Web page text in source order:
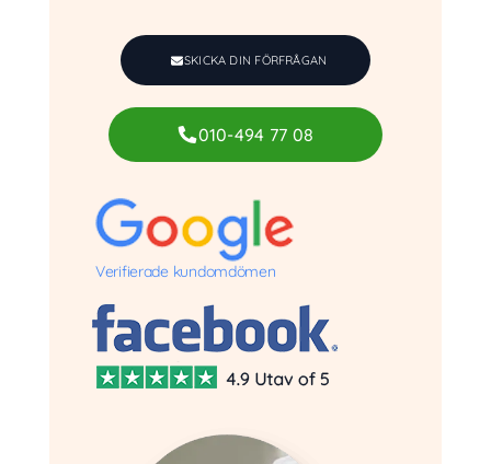
SKICKA DIN FÖRFRÅGAN
010-494 77 08
Verifierade kundomdömen